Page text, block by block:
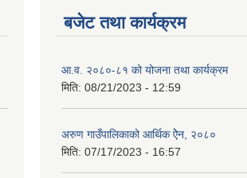
बजेट तथा कार्यक्रम
आ.व. २०८०-८१ को योजना तथा कार्यक्रम
मिति: 08/21/2023 - 12:59
अरुण गाउँपालिकाको आर्थिक ऐेन, २०८०
मिति: 07/17/2023 - 16:57